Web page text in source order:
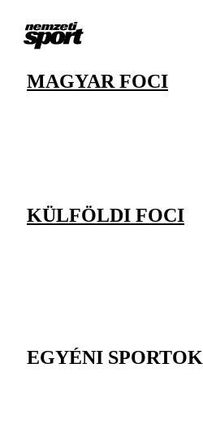
MAGYAR FOCI
KÜLFÖLDI FOCI
EGYÉNI SPORTOK